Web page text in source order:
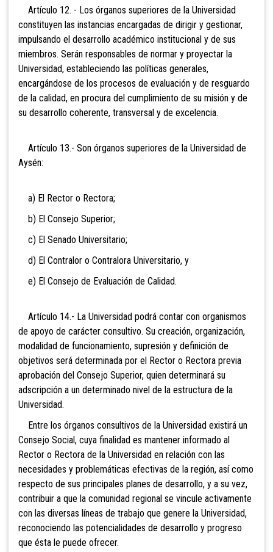
Artículo 12. - Los órganos superiores de la Universidad
constituyen las instancias encargadas de dirigir y gestionar,
impulsando el desarrollo académico institucional y de sus
miembros. Serán responsables de normar y proyectar la
Universidad, estableciendo las políticas generales,
encargándose de los procesos de evaluación y de resguardo
de la calidad, en procura del cumplimiento de su misión y de
su desarrollo coherente, transversal y de excelencia.
Artículo 13.- Son órganos superiores de la Universidad de
Aysén:
a) El Rector o Rectora;
b) El Consejo Superior;
c) El Senado Universitario;
d) El Contralor o Contralora Universitario, y
e) El Consejo de Evaluación de Calidad.
Artículo 14.- La Universidad podrá contar con organismos
de apoyo de carácter consultivo. Su creación, organización,
modalidad de funcionamiento, supresión y definición de
objetivos será determinada por el Rector o Rectora previa
aprobación del Consejo Superior, quien determinará su
adscripción a un determinado nivel de la estructura de la
Universidad.
Entre los órganos consultivos de la Universidad existirá un
Consejo Social, cuya finalidad es mantener informado al
Rector o Rectora de la Universidad en relación con las
necesidades y problemáticas efectivas de la región, así como
respecto de sus principales planes de desarrollo, y a su vez,
contribuir a que la comunidad regional se vincule activamente
con las diversas líneas de trabajo que genere la Universidad,
reconociendo las potencialidades de desarrollo y progreso
que ésta le puede ofrecer.